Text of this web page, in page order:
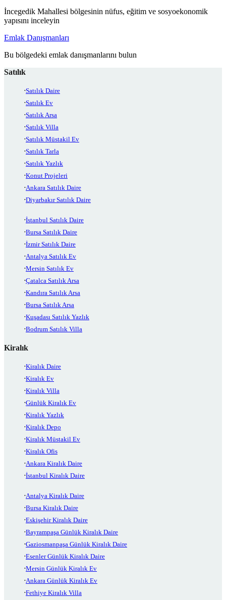
İncegedik Mahallesi bölgesinin nüfus, eğitim ve sosyoekonomik
yapısını inceleyin
Emlak Danışmanları
Bu bölgedeki emlak danışmanlarını bulun
Satılık
Satılık Daire
Satılık Ev
Satılık Arsa
Satılık Villa
Satılık Müstakil Ev
Satılık Tarla
Satılık Yazlık
Konut Projeleri
Ankara Satılık Daire
Diyarbakır Satılık Daire
İstanbul Satılık Daire
Bursa Satılık Daire
İzmir Satılık Daire
Antalya Satılık Ev
Mersin Satılık Ev
Çatalca Satılık Arsa
Kandıra Satılık Arsa
Bursa Satılık Arsa
Kuşadası Satılık Yazlık
Bodrum Satılık Villa
Kiralık
Kiralık Daire
Kiralık Ev
Kiralık Villa
Günlük Kiralık Ev
Kiralık Yazlık
Kiralık Depo
Kiralık Müstakil Ev
Kiralık Ofis
Ankara Kiralık Daire
İstanbul Kiralık Daire
Antalya Kiralık Daire
Bursa Kiralık Daire
Eskişehir Kiralık Daire
Bayrampaşa Günlük Kiralık Daire
Gaziosmanpaşa Günlük Kiralık Daire
Esenler Günlük Kiralık Daire
Mersin Günlük Kiralık Ev
Ankara Günlük Kiralık Ev
Fethiye Kiralık Villa